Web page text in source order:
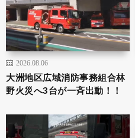
2026.08.06
大洲地区広域消防事務組合林
野火災へ3台が一斉出動！！